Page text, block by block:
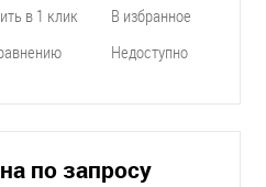
в 1 клик
В избранное
Недоступно
по запросу